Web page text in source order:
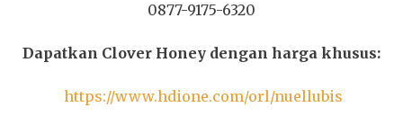
0877-9175-6320
Dapatkan Clover Honey dengan harga khusus:
https://www.hdione.com/orl/nuellubis